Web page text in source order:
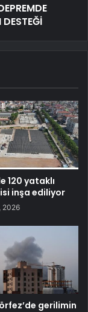
120 yataklı
inşa ediliyor
2026
gerilimin